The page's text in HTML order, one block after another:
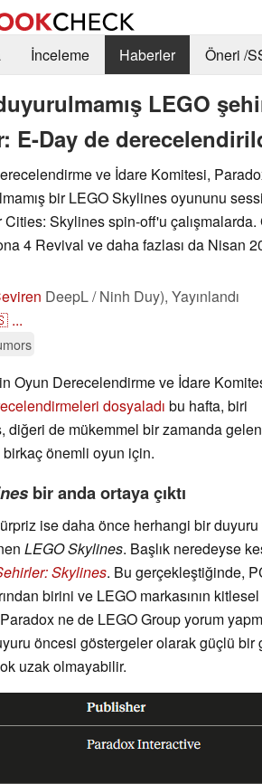
İnceleme Haberler Öneri /
LEGO
E-Day de
ve İdare Komitesi,
bir LEGO Skylines oyununu
Skylines spin-off'u çalışmalarda.
4 Revival ve daha fazlası da Nisan
DeepL / Ninh Duy), Yayınlandı
...
Oyun Derecelendirme ve İdare
dosyaladı bu hafta, biri
diğeri de mükemmel bir zamanda
önemli oyun için.
bir anda ortaya çıktı
ise daha önce herhangi bir
LEGO Skylines. Başlık neredeyse
Skylines. Bu gerçekleştiğinde,
birini ve LEGO markasının
ne de LEGO Group yorum
öncesi göstergeler olarak güçlü
uzak olmayabilir.